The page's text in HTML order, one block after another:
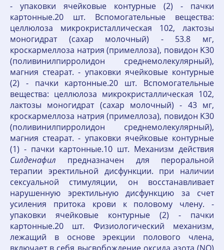
- упаковки ячейковые контурные (2) - пачки
картонные.20 шт. Вспомогательные вещества:
целлюлоза микрокристаллическая 102, лактозы
моногидрат (сахар молочный) - 53.8 мг,
кроскармеллоза натрия (примеллоза), повидон K30
(поливинилпирролидон среднемолекулярный),
магния стеарат. - упаковки ячейковые контурные
(2) - пачки картонные.20 шт. Вспомогательные
вещества: целлюлоза микрокристаллическая 102,
лактозы моногидрат (сахар молочный) - 43 мг,
кроскармеллоза натрия (примеллоза), повидон K30
(поливинилпирролидон среднемолекулярный),
магния стеарат. - упаковки ячейковые контурные
(1) - пачки картонные.10 шт. Механизм действия
Силденафил предназначен для пероральной
терапии эректильной дисфункции. при наличии
сексуальной стимуляции, он восстанавливает
нарушенную эректильную дисфункцию за счет
усиления притока крови к половому члену. -
упаковки ячейковые контурные (2) - пачки
картонные.20 шт. Физиологический механизм,
лежащий в основе эрекции полового члена,